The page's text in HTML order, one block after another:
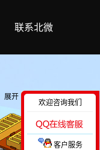
联系北微
展开
欢迎咨询我们
客户服务